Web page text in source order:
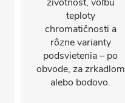
teploty
chromatičnosti a
rôzne varianty
podsvietenia – po
obvode, za zrkadlom
alebo bodovo.